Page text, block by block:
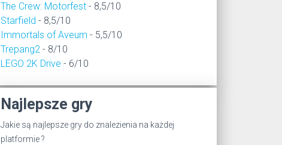
The Crew: Motorfest - 8,5/10
Starfield - 8,5/10
Immortals of Aveum - 5,5/10
Trepang2 - 8/10
LEGO 2K Drive - 6/10
Najlepsze gry
Jakie są najlepsze gry do znalezienia na każdej
platformie ?